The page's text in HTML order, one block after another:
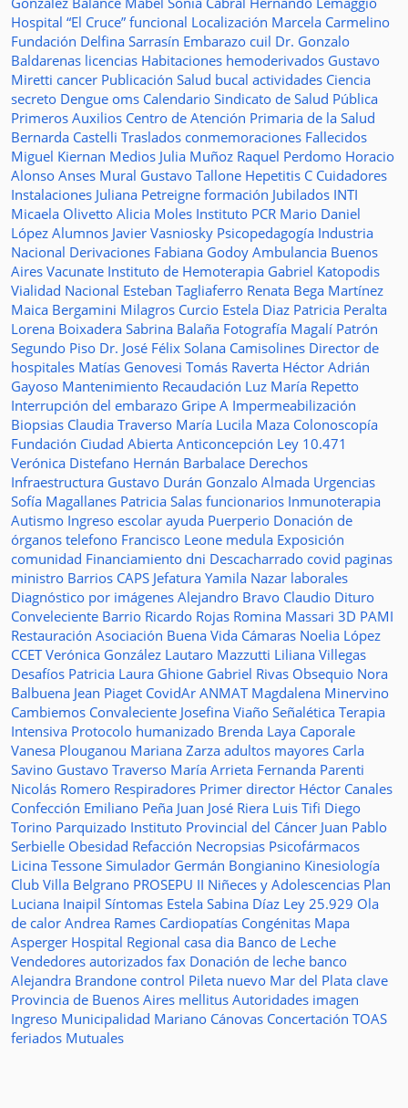
Hospital “El Cruce” funcional Localización Marcela Carmelino
Fundación Delfina Sarrasín Embarazo cuil Dr. Gonzalo
Baldarenas licencias Habitaciones hemoderivados Gustavo
Miretti cancer Publicación Salud bucal actividades Ciencia
secreto Dengue oms Calendario Sindicato de Salud Pública
Primeros Auxilios Centro de Atención Primaria de la Salud
Bernarda Castelli Traslados conmemoraciones Fallecidos
Miguel Kiernan Medios Julia Muñoz Raquel Perdomo Horacio
Alonso Anses Mural Gustavo Tallone Hepetitis C Cuidadores
Instalaciones Juliana Petreigne formación Jubilados INTI
Micaela Olivetto Alicia Moles Instituto PCR Mario Daniel
López Alumnos Javier Vasniosky Psicopedagogía Industria
Nacional Derivaciones Fabiana Godoy Ambulancia Buenos
Aires Vacunate Instituto de Hemoterapia Gabriel Katopodis
Vialidad Nacional Esteban Tagliaferro Renata Bega Martínez
Maica Bergamini Milagros Curcio Estela Diaz Patricia Peralta
Lorena Boixadera Sabrina Balaña Fotografía Magalí Patrón
Segundo Piso Dr. José Félix Solana Camisolines Director de
hospitales Matías Genovesi Tomás Raverta Héctor Adrián
Gayoso Mantenimiento Recaudación Luz María Repetto
Interrupción del embarazo Gripe A Impermeabilización
Biopsias Claudia Traverso María Lucila Maza Colonoscopía
Fundación Ciudad Abierta Anticoncepción Ley 10.471
Verónica Distefano Hernán Barbalace Derechos
Infraestructura Gustavo Durán Gonzalo Almada Urgencias
Sofía Magallanes Patricia Salas funcionarios Inmunoterapia
Autismo Ingreso escolar ayuda Puerperio Donación de
órganos telefono Francisco Leone medula Exposición
comunidad Financiamiento dni Descacharrado covid paginas
ministro Barrios CAPS Jefatura Yamila Nazar laborales
Diagnóstico por imágenes Alejandro Bravo Claudio Dituro
Conveleciente Barrio Ricardo Rojas Romina Massari 3D PAMI
Restauración Asociación Buena Vida Cámaras Noelia López
CCETVerónica González Lautaro Mazzutti Liliana Villegas
Desafíos Patricia Laura Ghione Gabriel Rivas Obsequio Nora
Balbuena Jean Piaget CovidAr ANMAT Magdalena Minervino
Cambiemos Convaleciente Josefina Viaño Señalética Terapia
Intensiva Protocolo humanizado Brenda Laya Caporale
Vanesa Plouganou Mariana Zarza adultos mayores Carla
Savino Gustavo Traverso María Arrieta Fernanda Parenti
Nicolás Romero Respiradores Primer director Héctor Canales
Confección Emiliano Peña Juan José Riera Luis Tifi Diego
Torino Parquizado Instituto Provincial del Cáncer Juan Pablo
Serbielle Obesidad Refacción Necropsias Psicofármacos
Licina Tessone Simulador Germán Bongianino Kinesiología
Club Villa Belgrano PROSEPU II Niñeces y Adolescencias Plan
Luciana Inaipil Síntomas Estela Sabina Díaz Ley 25.929 Ola
de calor Andrea Rames Cardiopatías Congénitas Mapa
Asperger Hospital Regional casa dia Banco de Leche
Vendedores autorizados fax Donación de leche banco
Alejandra Brandone control Pileta nuevo Mar del Plata clave
Provincia de Buenos Aires mellitus Autoridades imagen
Ingreso Municipalidad Mariano Cánovas Concertación TOAS
feriados Mutuales